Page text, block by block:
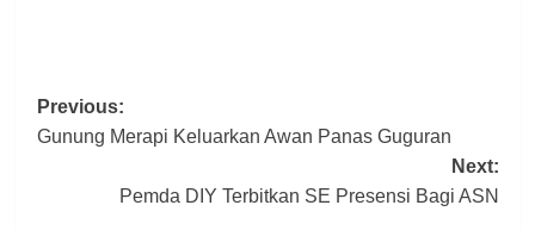
Post
navigation
Previous:
Gunung Merapi Keluarkan Awan Panas Guguran
Next:
Pemda DIY Terbitkan SE Presensi Bagi ASN